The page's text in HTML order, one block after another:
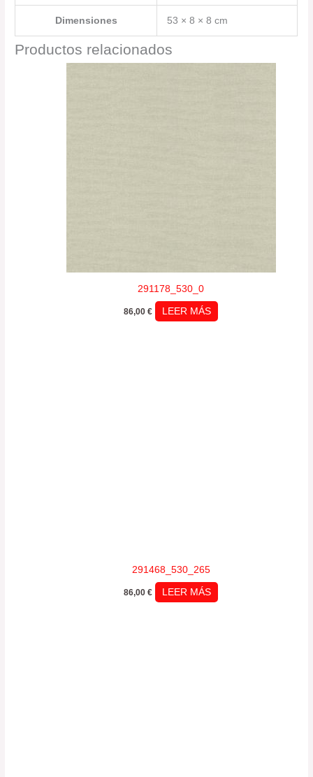
Dimensiones 53 × 8 × 8 cm
Productos relacionados
291178_530_0
86,00 € LEER MÁS
291468_530_265
86,00 € LEER MÁS